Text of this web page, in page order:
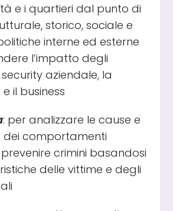
e i quartieri dal punto di
storico, sociale e
interne ed esterne
l’impatto degli
aziendale, la
il business
: per analizzare le cause e
dei comportamenti
crimini basandosi
delle vittime e degli